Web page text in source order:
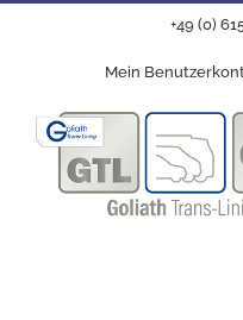
+49 (0)
Mein